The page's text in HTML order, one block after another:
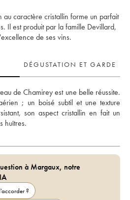
au caractère cristallin forme un parfait
Il est produit par la famille Devillard,
de ses vins.
DÉGUSTATION ET GARDE
de Chamirey est une belle réussite.
; un boisé subtil et une texture
son aspect cristallin en fait un
à Margaux, notre
?